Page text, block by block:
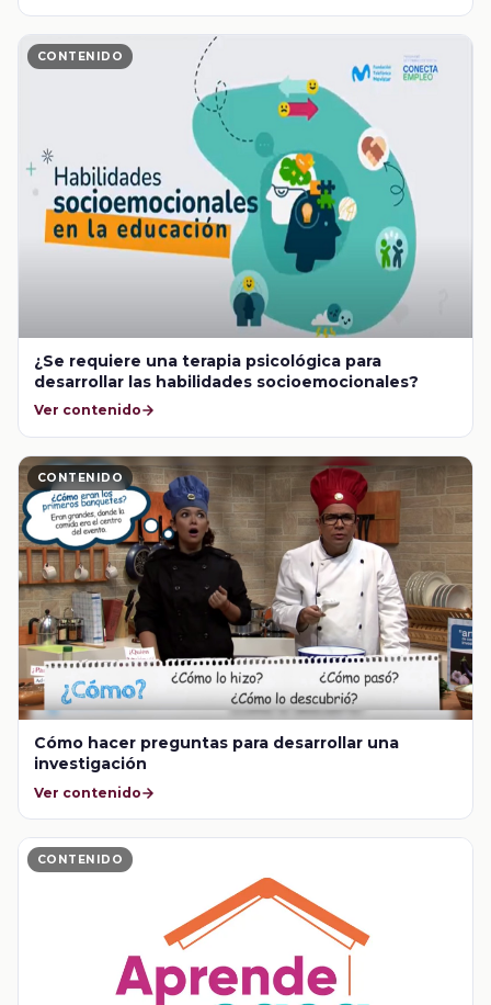
CONTENIDO
¿Se requiere una terapia psicológica para
desarrollar las habilidades socioemocionales?
Ver contenido
CONTENIDO
Cómo hacer preguntas para desarrollar una
investigación
Ver contenido
CONTENIDO